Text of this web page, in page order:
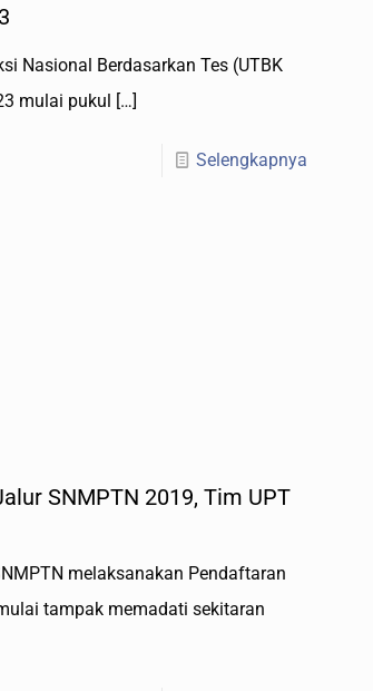
Nasional Berdasarkan Tes (UTBK
mulai pukul […]
Selengkapnya
SNMPTN 2019, Tim UPT
melaksanakan Pendaftaran
tampak memadati sekitaran